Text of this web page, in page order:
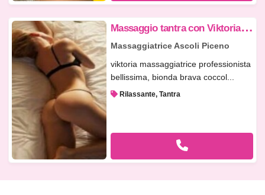
M
assaggio tantra con Viktoria a SBT
Massaggiatrice Ascoli Piceno
viktoria massaggiatrice professionista
bellissima, bionda brava coccol...
Rilassante, Tantra